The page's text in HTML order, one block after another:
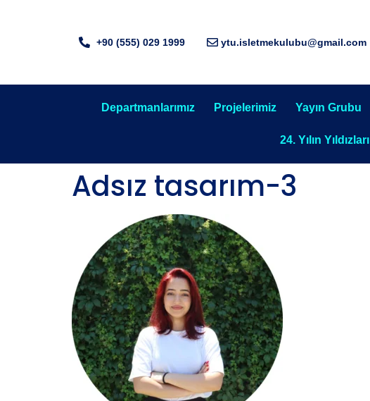
+90 (555) 029 1999 ytu.isletmekulubu@gmail.com
Departmanlarımız Projelerimiz Yayın Grubu
24. Yılın Yıldızları
Adsız tasarım-3